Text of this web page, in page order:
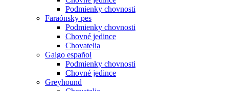
Podmienky chovnosti
Faraónsky pes
Podmienky chovnosti
Chovné jedince
Chovatelia
Galgo español
Podmienky chovnosti
Chovné jedince
Greyhound